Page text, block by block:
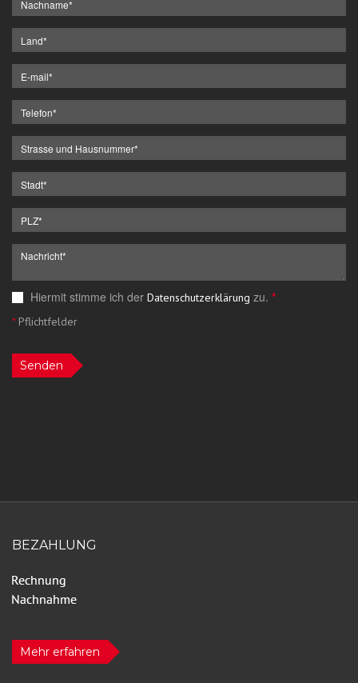
Hiermit stimme ich der Datenschutzerklärung zu. *
*Pflichtfelder
Senden
BEZAHLUNG
Mehr erfahren